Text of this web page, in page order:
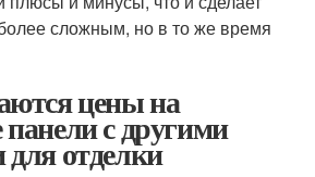
сложным, но в то же время
цены на
с другими
отделки